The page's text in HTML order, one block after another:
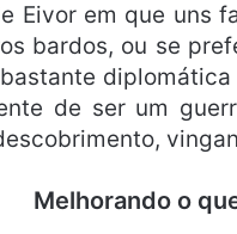
Eivor em que uns
bardos, ou se
de ser um
Melhorando o